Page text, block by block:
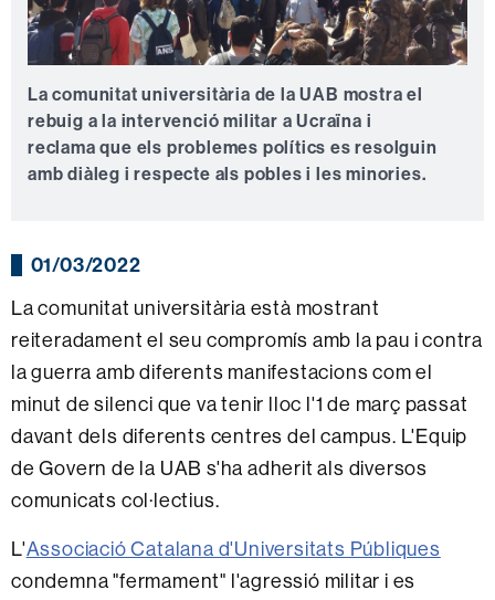
La comunitat universitària de la UAB mostra el
rebuig a la intervenció militar a Ucraïna i
reclama que els problemes polítics es resolguin
amb diàleg i respecte als pobles i les minories.
01/03/2022
La comunitat universitària està mostrant
reiteradament el seu compromís amb la pau i contra
la guerra amb diferents manifestacions com el
minut de silenci que va tenir lloc l'1 de març passat
davant dels diferents centres del campus. L'Equip
de Govern de la UAB s'ha adherit als diversos
comunicats col·lectius.
L'Associació Catalana d'Universitats Públiques
condemna "fermament" l'agressió militar i es